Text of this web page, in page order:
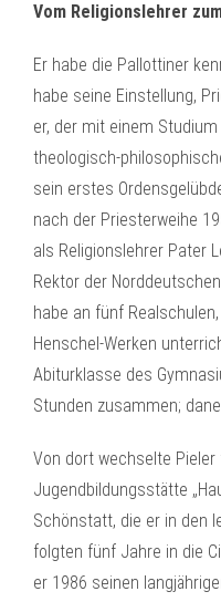
Vom Religionslehrer
Er habe die Pallottiner
habe seine Einstellung,
er, der mit einem
theologisch-
sein erstes
nach der Priesterweihe
als Religionslehrer Pater
Rektor der
habe an fünf
Henschel-Werken
Abiturklasse des
Stunden zusammen;
Von dort wechselte
Jugendbildungsstätte
Schönstatt, die er in den
folgten fünf Jahre in die
er 1986 seinen